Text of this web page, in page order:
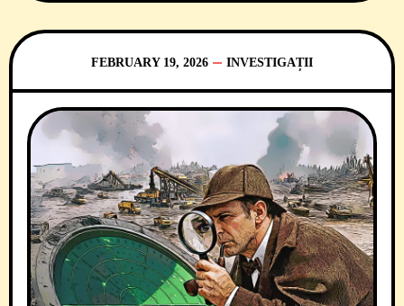
de beneficiar al investiției de infrastructură
publică, a analizat cele 5 oferte depuse,
FEBRUARY 19, 2026 INVESTIGAȚII